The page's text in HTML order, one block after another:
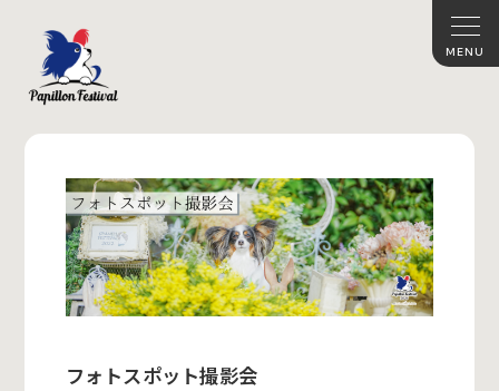
フォトスポット撮影会